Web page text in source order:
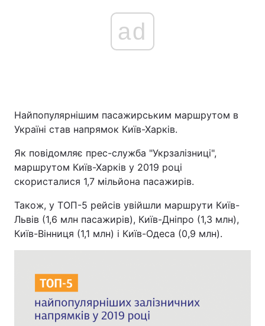
ad
Найпопулярнішим пасажирським маршрутом в
Україні став напрямок Київ-Харків.
Як повідомляє прес-служба "Укрзалізниці",
маршрутом Київ-Харків у 2019 році
скористалися 1,7 мільйона пасажирів.
Також, у ТОП-5 рейсів увійшли маршрути Київ-
Львів (1,6 млн пасажирів), Київ-Дніпро (1,3 млн),
Київ-Вінниця (1,1 млн) і Київ-Одеса (0,9 млн).